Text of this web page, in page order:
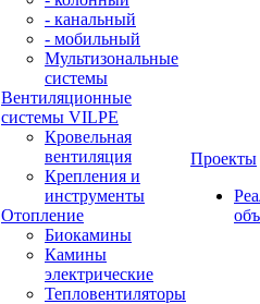
- канальный
- мобильный
Мультизональные
системы
Вентиляционные
системы VILPE
Кровельная
вентиляция
Крепления и
инструменты
Отопление
Биокамины
Камины
электрические
Тепловентиляторы
Проекты